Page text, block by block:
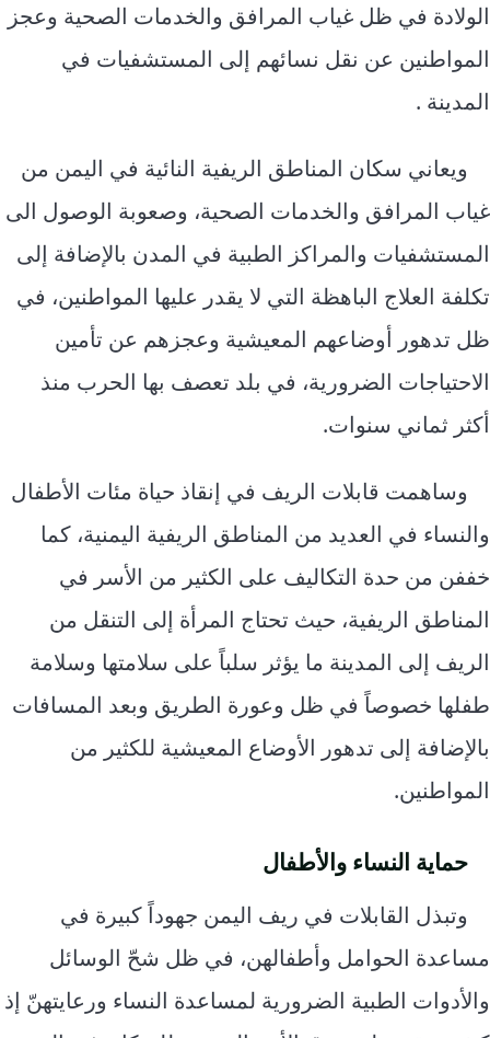
الولادة في ظل غياب المرافق والخدمات الصحية وعجز
المواطنين عن نقل نسائهم إلى المستشفيات في
المدينة .
ويعاني سكان المناطق الريفية النائية في اليمن من
غياب المرافق والخدمات الصحية، وصعوبة الوصول الى
المستشفيات والمراكز الطبية في المدن بالإضافة إلى
تكلفة العلاج الباهظة التي لا يقدر عليها المواطنين، في
ظل تدهور أوضاعهم المعيشية وعجزهم عن تأمين
الاحتياجات الضرورية، في بلد تعصف بها الحرب منذ
أكثر ثماني سنوات.
وساهمت قابلات الريف في إنقاذ حياة مئات الأطفال
والنساء في العديد من المناطق الريفية اليمنية، كما
خففن من حدة التكاليف على الكثير من الأسر في
المناطق الريفية، حيث تحتاج المرأة إلى التنقل من
الريف إلى المدينة ما يؤثر سلباً على سلامتها وسلامة
طفلها خصوصاً في ظل وعورة الطريق وبعد المسافات
بالإضافة إلى تدهور الأوضاع المعيشية للكثير من
المواطنين.
حماية النساء والأطفال
وتبذل القابلات في ريف اليمن جهوداً كبيرة في
مساعدة الحوامل وأطفالهن، في ظل شحّ الوسائل
والأدوات الطبية الضرورية لمساعدة النساء ورعايتهنّ إذ